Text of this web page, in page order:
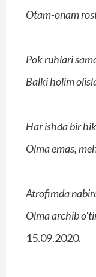
Otam-onam
Pok ruhlari
Balki holim
Har ishda bir
Olma emas,
Atrofimda
Olma archib
15.09.2020.